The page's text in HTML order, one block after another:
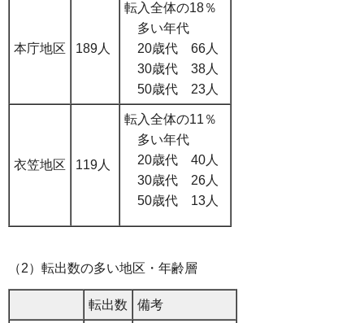
本庁地区 189人
転入全体の18％
多い年代
20歳代 66人
30歳代 38人
50歳代 23人
衣笠地区 119人
転入全体の11％
多い年代
20歳代 40人
30歳代 26人
50歳代 13人
（2）転出数の多い地区・年齢層
転出数 備考